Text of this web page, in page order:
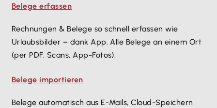
Belege erfassen
Rechnungen & Belege so schnell erfassen wie
Urlaubsbilder – dank App. Alle Belege an einem Ort
(per PDF, Scans, App-Fotos).
Belege importieren
Belege automatisch aus E-Mails, Cloud-Speichern